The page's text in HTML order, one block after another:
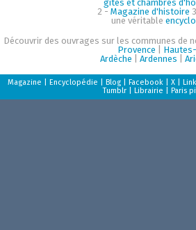
gîtes et chambres
2 - Magazine d'histoire
une véritable
Découvrir des ouvrages sur les communes de
Provence
Ardèche
Ardennes
Magazine Encyclopédie Blog Facebook X
Tumblr
Librairie Paris